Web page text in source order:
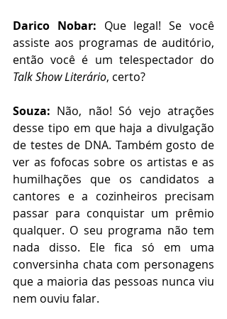
Darico Nobar: Que legal! Se você
assiste aos programas de auditório,
Talk Show Literário, certo?
Souza: Não, não! Só vejo atrações
desse tipo em que haja a divulgação
de testes de DNA. Também gosto de
ver as fofocas sobre os artistas e as
humilhações que os candidatos a
cantores e a cozinheiros precisam
passar para conquistar um prêmio
qualquer. O seu programa não tem
nada disso. Ele fica só em uma
conversinha chata com personagens
que a maioria das pessoas nunca viu
nem ouviu falar.